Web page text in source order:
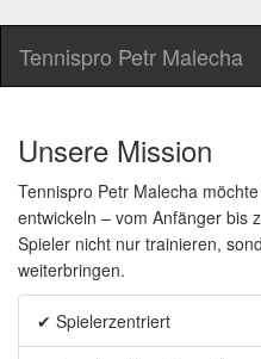
Tennispro Petr Malecha
Unsere Mission
Tennispro Petr Malecha
entwickeln – vom Anfänger bis
Spieler nicht nur trainieren,
weiterbringen.
✔ Spielerzentriert